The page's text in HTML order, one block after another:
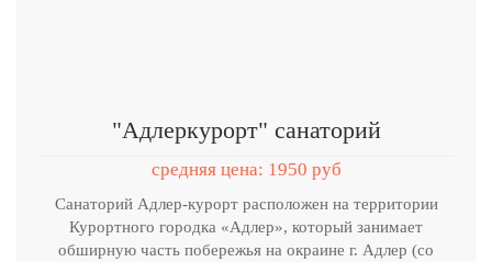
"Адлеркурорт" санаторий
средняя цена: 1950 руб
Санаторий Адлер-курорт расположен на территории
Курортного городка «Адлер», который занимает
обширную часть побережья на окраине г. Адлер (со